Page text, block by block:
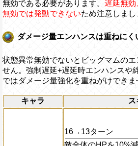
無効である必要があります。 遅延無効
無効では発動できないため注意しまし
ダメージ量エンハンスは重ねにく
状態異常無効でないとビッグマムのエ
せん。強制遅延+遅延時エンハンスや
ではダメージ量強化を重ねがけできま
キャラ
16→13ターン